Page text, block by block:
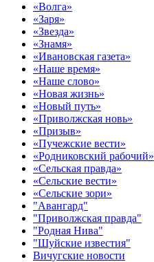
«Волга»
«Заря»
«Звезда»
«Знамя»
«Ивановская газета»
«Наше время»
«Наше слово»
«Новая жизнь»
«Новый путь»
«Приволжская новь»
«Призыв»
«Пучежские вести»
«Родниковский рабочий»
«Сельская правда»
«Сельские вести»
«Сельские зори»
"Авангард"
"Приволжская правда"
"Родная Нива"
"Шуйские известия"
Вичугские новости